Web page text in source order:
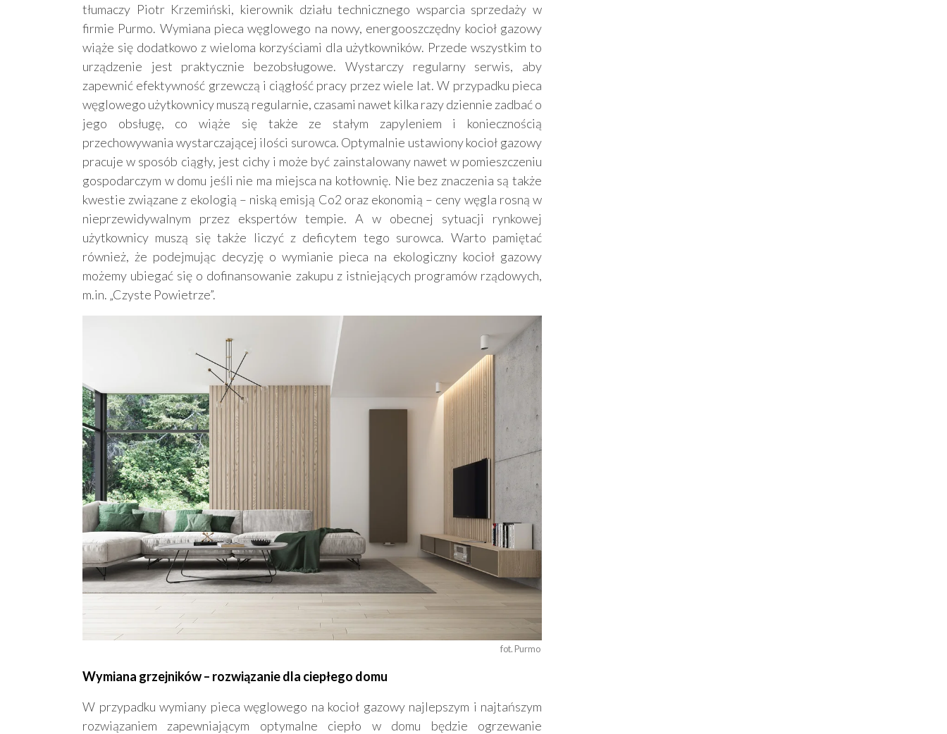
tłumaczy Piotr Krzemiński, kierownik działu technicznego wsparcia sprzedaży w
firmie Purmo. Wymiana pieca węglowego na nowy, energooszczędny kocioł gazowy
wiąże się dodatkowo z wieloma korzyściami dla użytkowników. Przede wszystkim to
urządzenie jest praktycznie bezobsługowe. Wystarczy regularny serwis, aby
zapewnić efektywność grzewczą i ciągłość pracy przez wiele lat. W przypadku pieca
węglowego użytkownicy muszą regularnie, czasami nawet kilka razy dziennie zadbać o
jego obsługę, co wiąże się także ze stałym zapyleniem i koniecznością
przechowywania wystarczającej ilości surowca. Optymalnie ustawiony kocioł gazowy
pracuje w sposób ciągły, jest cichy i może być zainstalowany nawet w pomieszczeniu
gospodarczym w domu jeśli nie ma miejsca na kotłownię. Nie bez znaczenia są także
kwestie związane z ekologią – niską emisją Co2 oraz ekonomią – ceny węgla rosną w
nieprzewidywalnym przez ekspertów tempie. A w obecnej sytuacji rynkowej
użytkownicy muszą się także liczyć z deficytem tego surowca. Warto pamiętać
również, że podejmując decyzję o wymianie pieca na ekologiczny kocioł gazowy
możemy ubiegać się o dofinansowanie zakupu z istniejących programów rządowych,
m.in. „Czyste Powietrze”.
fot. Purmo
Wymiana grzejników – rozwiązanie dla ciepłego domu
W przypadku wymiany pieca węglowego na kocioł gazowy najlepszym i najtańszym
rozwiązaniem zapewniającym optymalne ciepło w domu będzie ogrzewanie